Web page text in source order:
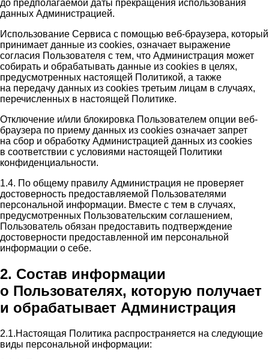
до предполагаемой даты прекращения использования
данных Администрацией.
Использование Сервиса с помощью веб-браузера, который
принимает данные из cookies, означает выражение
согласия Пользователя с тем, что Администрация может
собирать и обрабатывать данные из cookies в целях,
предусмотренных настоящей Политикой, а также
на передачу данных из cookies третьим лицам в случаях,
перечисленных в настоящей Политике.
Отключение и/или блокировка Пользователем опции веб-
браузера по приему данных из cookies означает запрет
на сбор и обработку Администрацией данных из cookies
в соответствии с условиями настоящей Политики
конфиденциальности.
1.4. По общему правилу Администрация не проверяет
достоверность предоставляемой Пользователями
персональной информации. Вместе с тем в случаях,
предусмотренных Пользовательским соглашением,
Пользователь обязан предоставить подтверждение
достоверности предоставленной им персональной
информации о себе.
2. Состав информации
о Пользователях, которую получает
и обрабатывает Администрация
2.1.Настоящая Политика распространяется на следующие
виды персональной информации: